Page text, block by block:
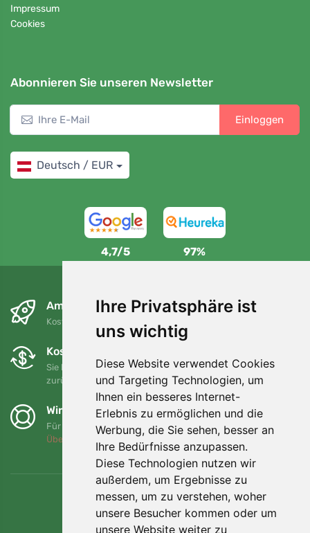
Ihre Privatsphäre ist
uns wichtig
Diese Website verwendet Cookies
und Targeting Technologien, um
Ihnen ein besseres Internet-
Erlebnis zu ermöglichen und die
Werbung, die Sie sehen, besser an
Ihre Bedürfnisse anzupassen.
Diese Technologien nutzen wir
außerdem, um Ergebnisse zu
messen, um zu verstehen, woher
unsere Besucher kommen oder um
unsere Website weiter zu
Impressum
Cookies
Abonnieren Sie unseren Newsletter
Einloggen
Deutsch / EUR
4,7/5 97%
Am nächsten Tag und kostenlos
Kostenloser Versand für Bestellungen über 80 EUR
Kostenloser Umtausch und Rückgabe
Sie können Ihre Bestellung jederzeit innerhalb von 90 Tagen
zurückgeben oder umtauschen.
Wir unterstützen Trees.org
Für jede Bestellung pflanzen wir einen Baum! Mehr lesen
Über uns